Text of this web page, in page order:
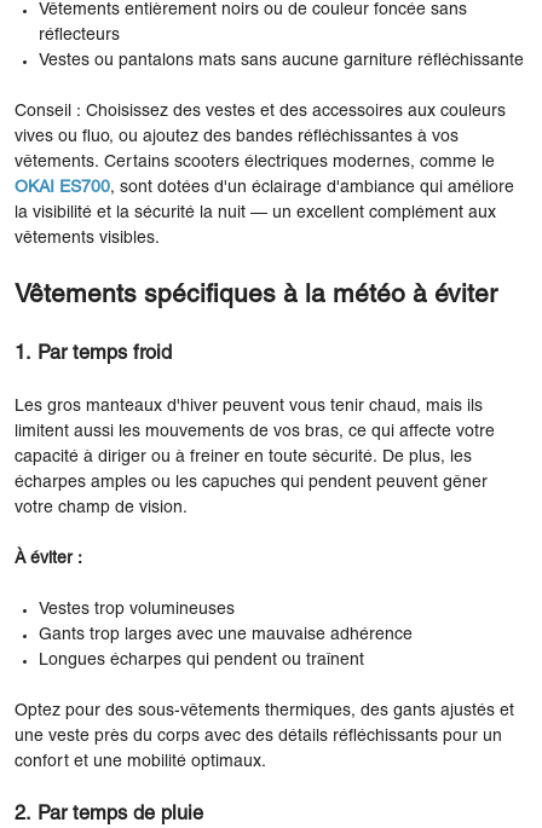
Vêtements entièrement noirs ou de couleur foncée sans
réflecteurs
Vestes ou pantalons mats sans aucune garniture réfléchissante
Conseil : Choisissez des vestes et des accessoires aux couleurs
vives ou fluo, ou ajoutez des bandes réfléchissantes à vos
vêtements. Certains scooters électriques modernes, comme le
OKAI ES700, sont dotées d'un éclairage d'ambiance qui améliore
la visibilité et la sécurité la nuit — un excellent complément aux
vêtements visibles.
Vêtements spécifiques à la météo à éviter
1. Par temps froid
Les gros manteaux d'hiver peuvent vous tenir chaud, mais ils
limitent aussi les mouvements de vos bras, ce qui affecte votre
capacité à diriger ou à freiner en toute sécurité. De plus, les
écharpes amples ou les capuches qui pendent peuvent gêner
votre champ de vision.
À éviter :
Vestes trop volumineuses
Gants trop larges avec une mauvaise adhérence
Longues écharpes qui pendent ou traînent
Optez pour des sous-vêtements thermiques, des gants ajustés et
une veste près du corps avec des détails réfléchissants pour un
confort et une mobilité optimaux.
2. Par temps de pluie